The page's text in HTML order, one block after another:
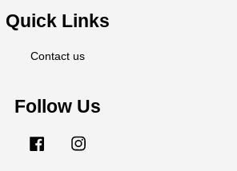
Quick Links
Contact us
Follow Us
Facebook